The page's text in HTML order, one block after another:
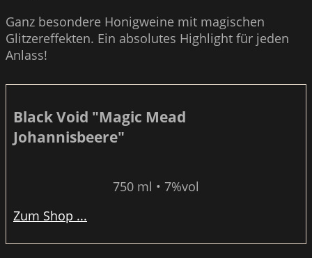
Ganz besondere Honigweine mit magischen
Glitzereffekten. Ein absolutes Highlight für jeden
Anlass!
Black Void "Magic Mead
Johannisbeere"
750 ml • 7%vol
Zum Shop ...